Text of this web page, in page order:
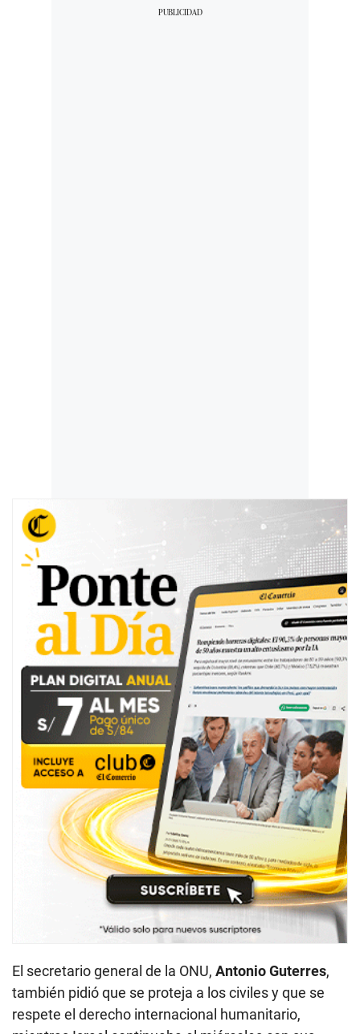
El secretario general de la ONU, Antonio Guterres,
también pidió que se proteja a los civiles y que se
respete el derecho internacional humanitario,